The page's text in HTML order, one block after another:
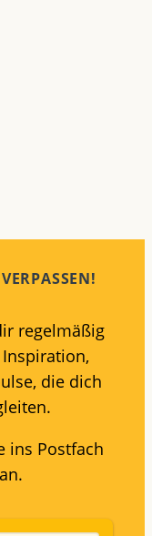
regelmäßig
die dich
ins Postfach